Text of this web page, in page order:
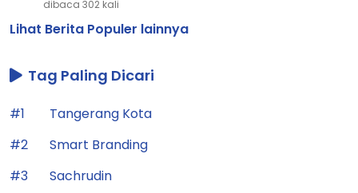
dibaca 302 kali
Lihat Berita Populer lainnya
Tag Paling Dicari
#1
Tangerang Kota
#2
Smart Branding
#3
Sachrudin